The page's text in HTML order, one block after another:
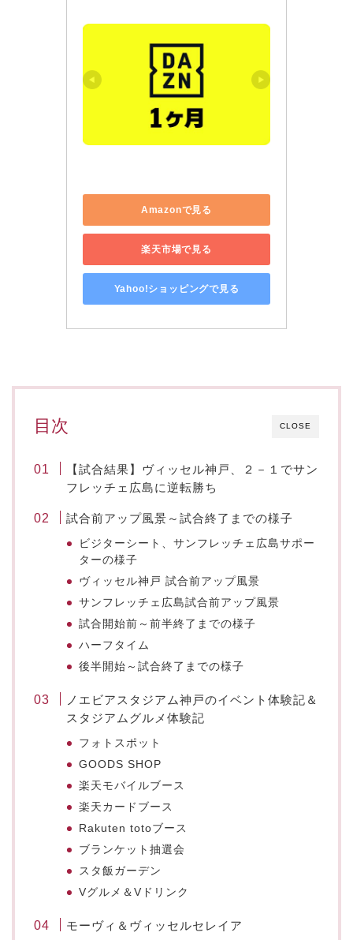
Amazonで見る
楽天市場で見る
Yahoo!ショッピングで見る
CLOSE
目次
【試合結果】ヴィッセル神戸、２－１でサン
フレッチェ広島に逆転勝ち
試合前アップ風景～試合終了までの様子
ビジターシート、サンフレッチェ広島サポー
ターの様子
ヴィッセル神戸 試合前アップ風景
サンフレッチェ広島試合前アップ風景
試合開始前～前半終了までの様子
ハーフタイム
後半開始～試合終了までの様子
ノエビアスタジアム神戸のイベント体験記＆
スタジアムグルメ体験記
フォトスポット
GOODS SHOP
楽天モバイルブース
楽天カードブース
Rakuten totoブース
ブランケット抽選会
スタ飯ガーデン
Vグルメ＆Vドリンク
モーヴィ＆ヴィッセルセレイア